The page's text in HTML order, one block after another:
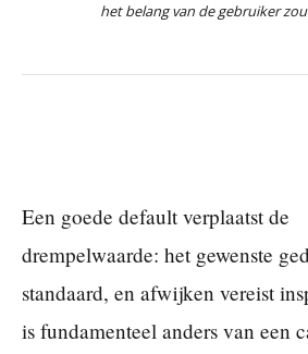
het belang van de gebruiker
Een goede default verplaatst de
drempelwaarde: het gewenste
standaard, en afwijken vereist
is fundamenteel anders van een